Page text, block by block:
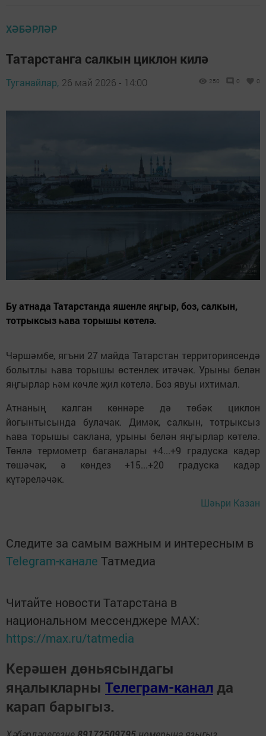
ХӘБӘРЛӘР
Татарстанга салкын циклон килә
Туганайлар, 26 май 2026 - 14:00 250 0 0
Бу атнада Татарстанда яшенле яңгыр, боз, салкын,
тотрыксыз һава торышы көтелә.
Чәршәмбе, ягъни 27 майда Татарстан территориясендә
болытлы һава торышы өстенлек итәчәк. Урыны белән
яңгырлар һәм көчле җил көтелә. Боз явуы ихтимал.
Атнаның калган көннәре дә төбәк циклон
йогынтысында булачак. Димәк, салкын, тотрыксыз
һава торышы саклана, урыны белән яңгырлар көтелә.
Төнлә термометр баганалары +4...+9 градуска кадәр
төшәчәк, ә көндез +15...+20 градуска кадәр
күтәреләчәк.
Шәһри Казан
Следите за самым важным и интересным в
Telegram-канале Татмедиа
Читайте новости Татарстана в
национальном мессенджере MАХ:
https://max.ru/tatmedia
Керәшен дөньясындагы
яңалыкларны Телеграм-канал да
карап барыгыз.